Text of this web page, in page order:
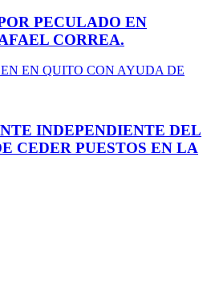
PECULADO EN
CORREA.
INDEPENDIENTE DEL
CEDER PUESTOS EN LA